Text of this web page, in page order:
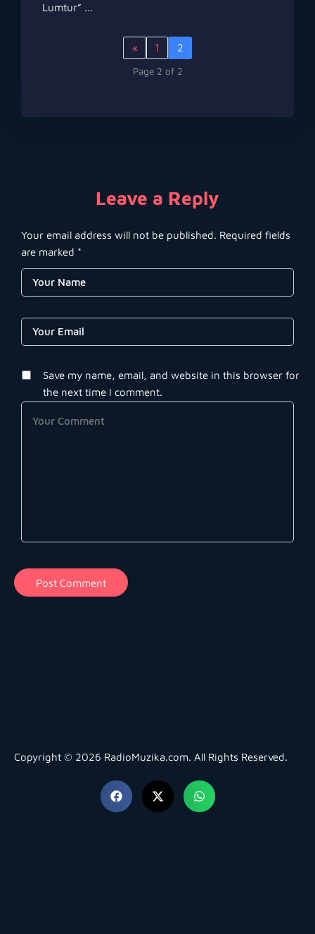
Lumtur” ...
« 1 2
Page 2 of 2
Leave a Reply
Your email address will not be published. Required fields
are marked *
Save my name, email, and website in this browser for
the next time I comment.
Copyright © 2026 RadioMuzika.com. All Rights Reserved.